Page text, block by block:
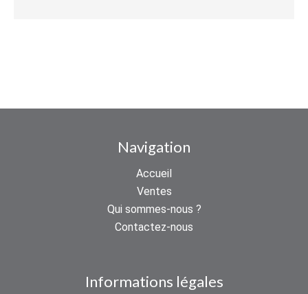
Navigation
Accueil
Ventes
Qui sommes-nous ?
Contactez-nous
Informations légales